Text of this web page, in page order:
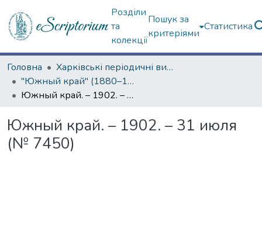
Розділи
та
колекції
Пошук за
критеріями
Статистика
Головна
Харківські періодичні видання
"Южный край" (1880–1919 гг.)
Южный край. – 1902. – 31 июля (№ 7450)
Южный край. – 1902. – 31 июля
(№ 7450)